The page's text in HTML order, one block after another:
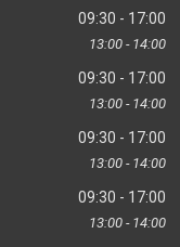
09:30 17:00
13:00 14:00
09:30 17:00
13:00 14:00
09:30 17:00
13:00 14:00
09:30 17:00
13:00 14:00